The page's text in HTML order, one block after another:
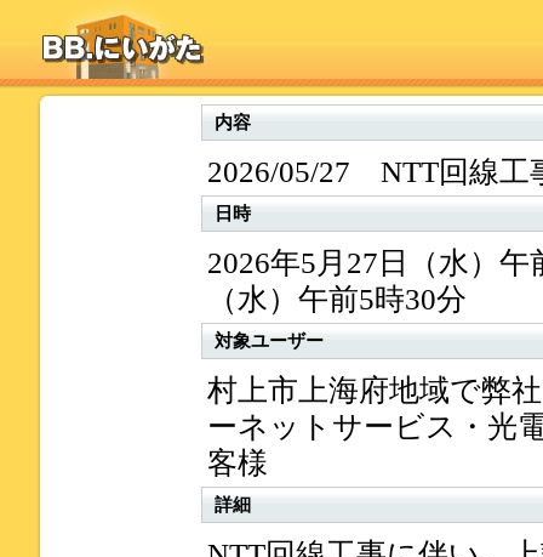
内容
2026/05/27 NTT回線工
日時
2026年5月27日（水）午
（水）午前5時30分
対象ユーザー
村上市上海府地域で弊
ーネットサービス・光
客様
詳細